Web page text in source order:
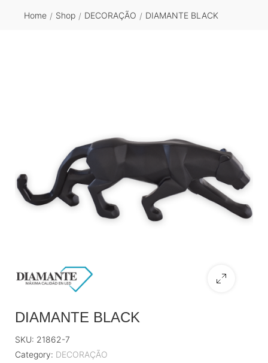
Home / Shop / DECORAÇÃO / DIAMANTE BLACK
DIAMANTE BLACK
SKU: 21862-7
Category: DECORAÇÃO